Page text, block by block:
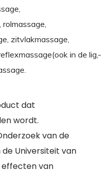
zitvlakmassage,
in de lig,-
dat
wordt.
van de
Universiteit van
effecten van